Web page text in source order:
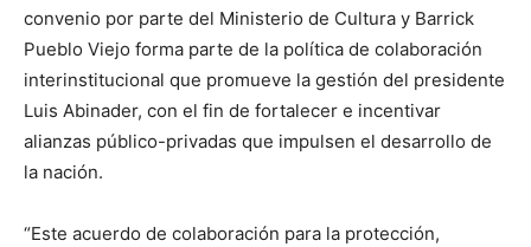
convenio por parte del Ministerio de Cultura y Barrick
Pueblo Viejo forma parte de la política de colaboración
interinstitucional que promueve la gestión del presidente
Luis Abinader, con el fin de fortalecer e incentivar
alianzas público-privadas que impulsen el desarrollo de
la nación.
“Este acuerdo de colaboración para la protección,